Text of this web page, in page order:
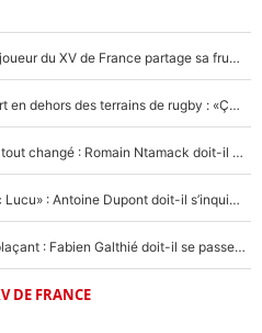
Mis de côté par Fabien Galthié, un joueur du XV de France partage sa frustration : «ils ne me l’ont pas dit tout de suite»
La raison d'être de Matthieu Jalibert en dehors des terrains de rugby : «Ça m'atteint autant que si tu touches à un membre de ma famille»
XV de France - Matthieu Jalibert a tout changé : Romain Ntamack doit-il s’inquiéter pour sa place à un an de la Coupe du monde ?
«Le XV de France est meilleur avec Lucu» : Antoine Dupont doit-il s’inquiéter pour sa place ?
Le XV de France a trouvé son remplaçant : Fabien Galthié doit-il se passer d'Antoine Dupont ?
DE FRANCE